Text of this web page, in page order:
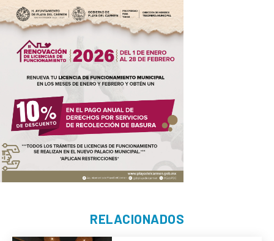
RELACIONADOS